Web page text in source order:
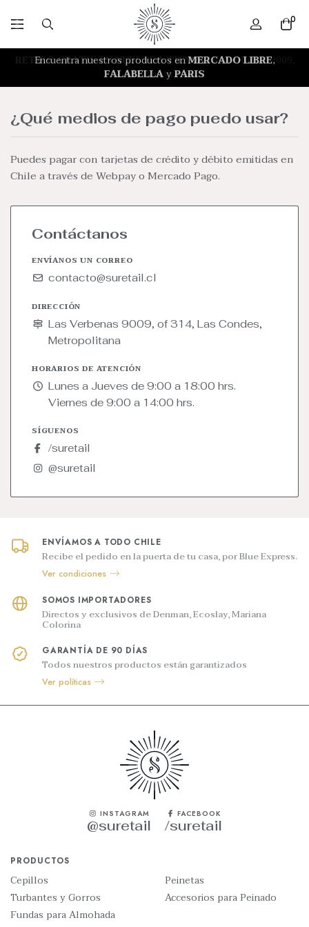
0
Encuentra nuestros productos enMERCADO LIBRE,
FALABELLAyPARIS
RETIRO GRATIS EN NUESTRA TIENDALas Verbenas 9009,
of 314, Las Condes
¿Qué medios de pago puedo usar?
Puedes pagar con tarjetas de crédito y débito emitidas en
Chile a través de Webpay o Mercado Pago.
Contáctanos
ENVÍANOS UN CORREO
contacto@suretail.cl
DIRECCIÓN
Las Verbenas 9009, of 314, Las Condes,
Metropolitana
HORARIOS DE ATENCIÓN
Lunes a Jueves de 9:00 a 18:00 hrs.
Viernes de 9:00 a 14:00 hrs.
SÍGUENOS
/suretail
@suretail
ENVÍAMOS A TODO CHILE
Recibe el pedido en la puerta de tu casa, por Blue Express.
Ver condiciones
SOMOS IMPORTADORES
Directos y exclusivos de Denman, Ecoslay, Mariana
Colorina
GARANTÍA DE 90 DÍAS
Todos nuestros productos están garantizados
Ver políticas
INSTAGRAM
@suretail
FACEBOOK
/suretail
PRODUCTOS
Cepillos
Turbantes y Gorros
Fundas para Almohada
Peinetas
Accesorios para Peinado